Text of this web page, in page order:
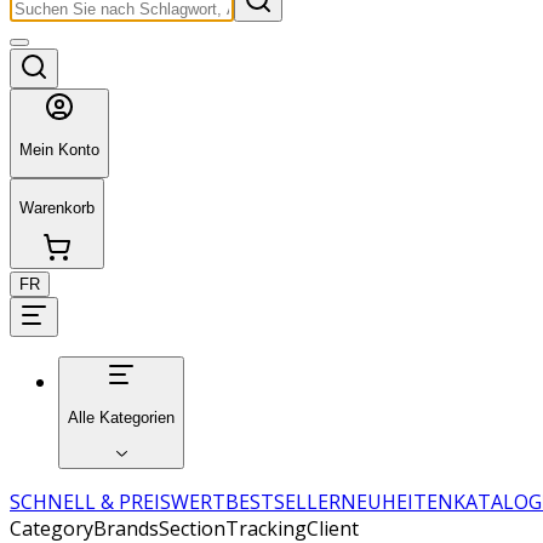
Mein Konto
Warenkorb
FR
Alle Kategorien
SCHNELL & PREISWERTBESTSELLERNEUHEITENKATALOG
CategoryBrandsSectionTrackingClient